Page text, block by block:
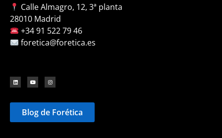
Calle Almagro, 12, 3ª planta
28010 Madrid
+34 91 522 79 46
foretica@foretica.es
Blog de Forética